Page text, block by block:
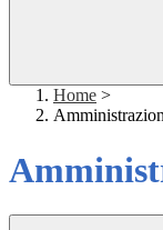
Home >